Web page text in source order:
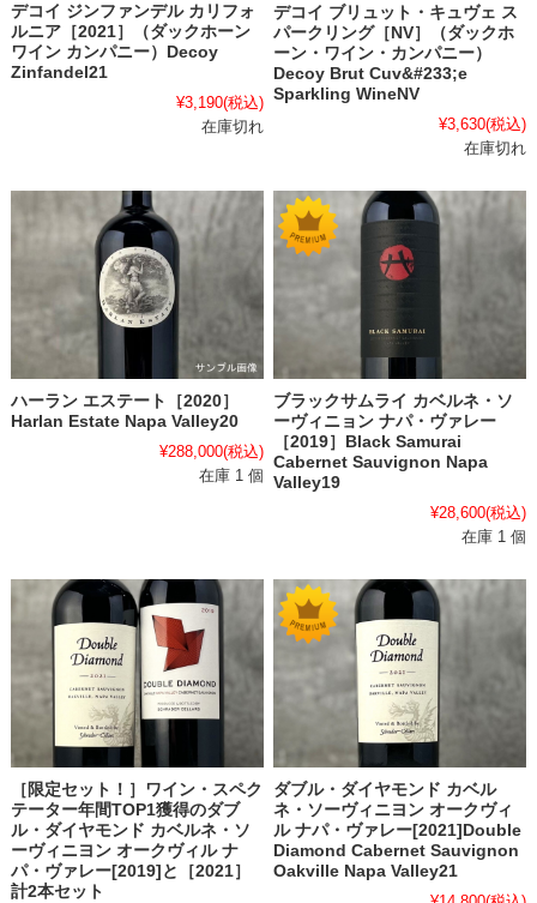
デコイ ジンファンデル カリフォ
ルニア［2021］（ダックホーン
ワイン カンパニー）Decoy
Zinfandel21
¥3,190(税込)
在庫切れ
デコイ ブリュット・キュヴェ ス
パークリング［NV］（ダックホ
ーン・ワイン・カンパニー）
Decoy Brut Cuv&#233;e
Sparkling WineNV
¥3,630(税込)
在庫切れ
ハーラン エステート［2020］
Harlan Estate Napa Valley20
¥288,000(税込)
在庫 1 個
ブラックサムライ カベルネ・ソ
ーヴィニョン ナパ・ヴァレー
［2019］Black Samurai
Cabernet Sauvignon Napa
Valley19
¥28,600(税込)
在庫 1 個
［限定セット！］ワイン・スペク
テーター年間TOP1獲得のダブ
ル・ダイヤモンド カベルネ・ソ
ーヴィニヨン オークヴィル ナ
パ・ヴァレー[2019]と［2021］
計2本セット
ダブル・ダイヤモンド カベル
ネ・ソーヴィニヨン オークヴィ
ル ナパ・ヴァレー[2021]Double
Diamond Cabernet Sauvignon
Oakville Napa Valley21